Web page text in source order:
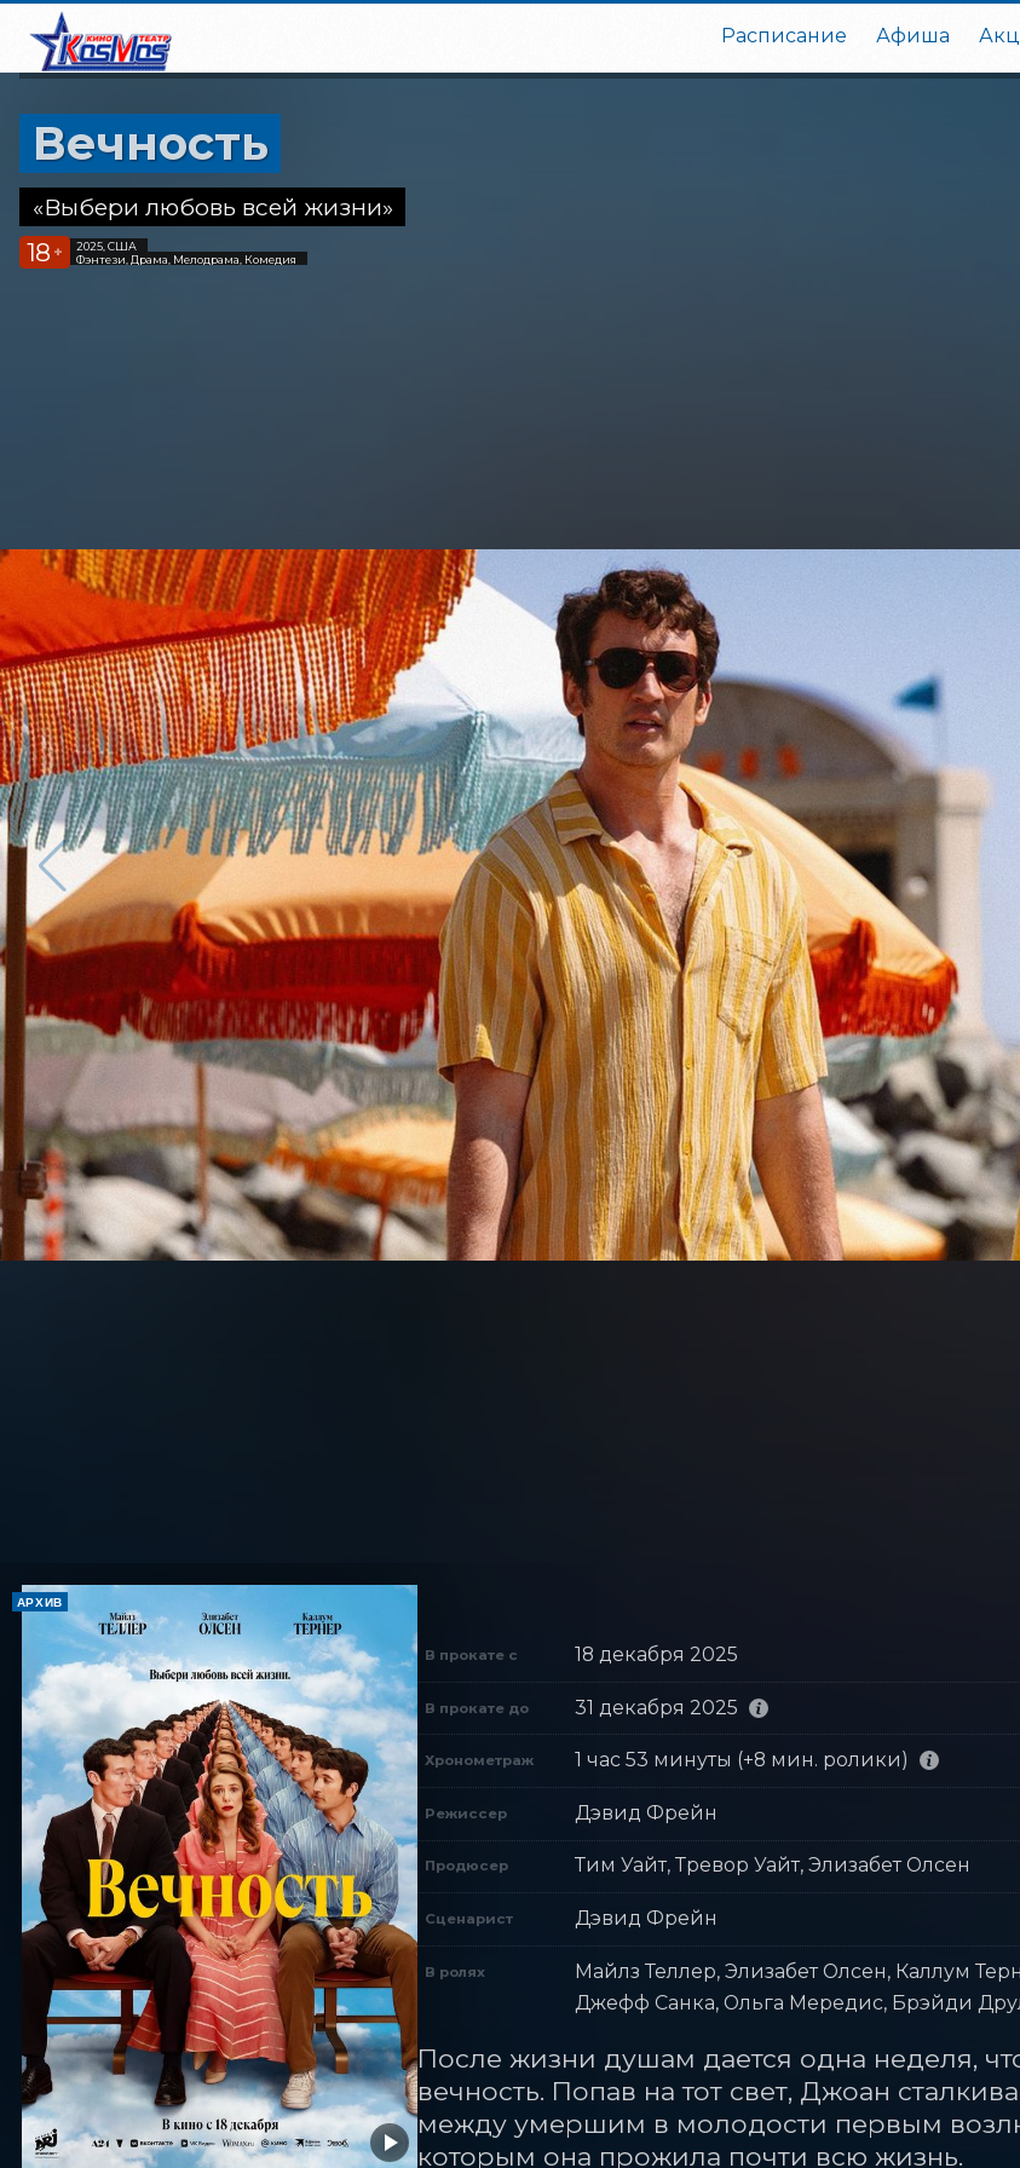
Расписание Афиша
Вечность
«Выбери любовь всей жизни»
18 +
2025, США
Фэнтези, Драма, Мелодрама, Комедия
АРХИВ
В прокате с 18 декабря 2025
В прокате до 31 декабря 2025
Хронометраж 1 час 53 минуты (+8 мин. ролики)
Режиссер Дэвид Фрейн
Продюсер Тим Уайт, Тревор Уайт, Элизабет Олсен
Сценарист Дэвид Фрейн
В ролях
Майлз Теллер, Элизабет Олсен, Каллум
Джефф Санка, Ольга Мередис, Брэйди
После жизни душам дается одна неделя,
вечность. Попав на тот свет, Джоан
между умершим в молодости первым
которым она прожила почти всю жизнь.